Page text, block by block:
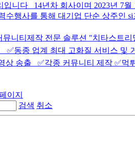
입니다 14년차 회사이며 2023년 7
수행사를 통해 대기업 단순 상주인 si
뮤니티제작 전문 솔루션 "치타스트리
종 업계 최대 고화질 서비스 및
상 송출 ✅각종 커뮤니티 제작 ✅먹
이지
검색 취소